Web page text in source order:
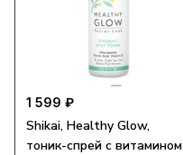
1 599 ₽
Shikai, Healthy Glow,
тоник-спрей с витамином